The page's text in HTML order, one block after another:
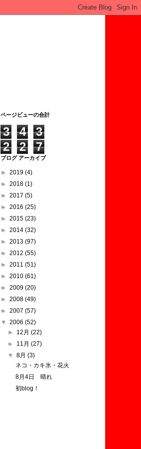
ページビューの合計
3 4
3
2
2 7
ブログ アーカイブ
► 2019 (4)
► 2018 (1)
► 2017 (5)
► 2016 (25)
► 2015 (23)
► 2014 (32)
► 2013 (97)
► 2012 (55)
► 2011 (51)
► 2010 (61)
► 2009 (20)
► 2008 (49)
► 2007 (57)
▼ 2006 (52)
► 12月(22)
► 11月(27)
▼8月(3)
ネコ・カキ氷・花火
8月4日 晴れ
初blog！